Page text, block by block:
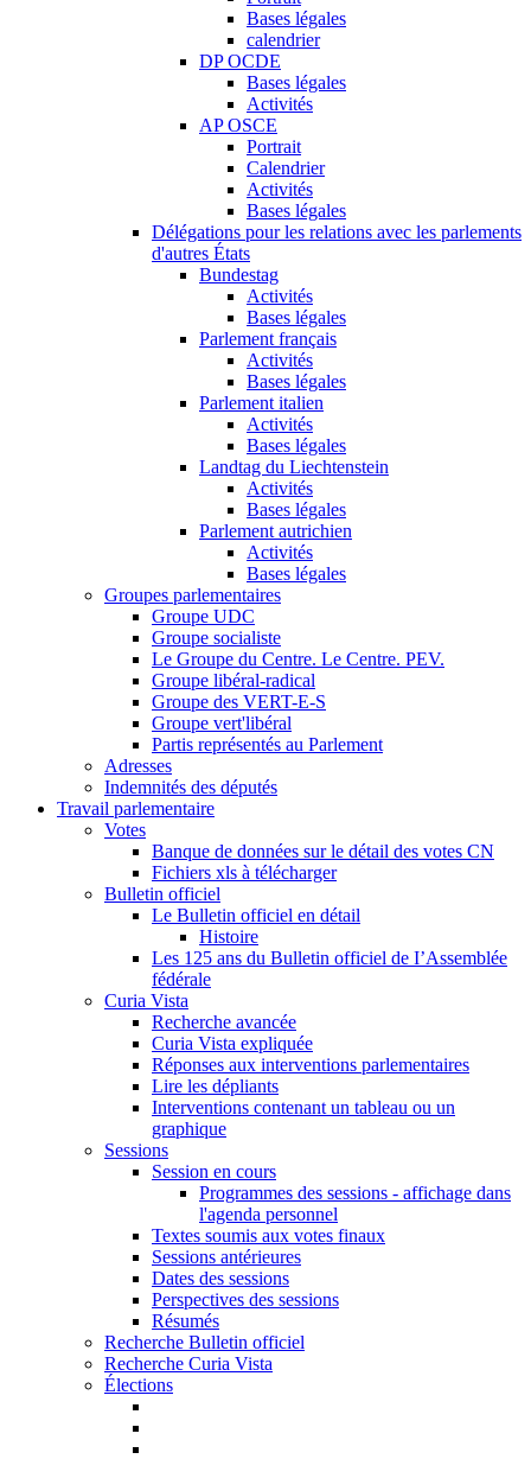
Bases légales
calendrier
DP OCDE
Bases légales
Activités
AP OSCE
Portrait
Calendrier
Activités
Bases légales
Délégations pour les relations avec les parlements
d'autres États
Bundestag
Activités
Bases légales
Parlement français
Activités
Bases légales
Parlement italien
Activités
Bases légales
Landtag du Liechtenstein
Activités
Bases légales
Parlement autrichien
Activités
Bases légales
Groupes parlementaires
Groupe UDC
Groupe socialiste
Le Groupe du Centre. Le Centre. PEV.
Groupe libéral-radical
Groupe des VERT-E-S
Groupe vert'libéral
Partis représentés au Parlement
Adresses
Indemnités des députés
Travail parlementaire
Votes
Banque de données sur le détail des votes CN
Fichiers xls à télécharger
Bulletin officiel
Le Bulletin officiel en détail
Histoire
Les 125 ans du Bulletin officiel de I’Assemblée
fédérale
Curia Vista
Recherche avancée
Curia Vista expliquée
Réponses aux interventions parlementaires
Lire les dépliants
Interventions contenant un tableau ou un
graphique
Sessions
Session en cours
Programmes des sessions - affichage dans
l'agenda personnel
Textes soumis aux votes finaux
Sessions antérieures
Dates des sessions
Perspectives des sessions
Résumés
Recherche Bulletin officiel
Recherche Curia Vista
Élections